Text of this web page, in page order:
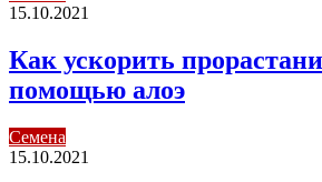
15.10.2021
Как ускорить
помощью алоэ
Семена
15.10.2021